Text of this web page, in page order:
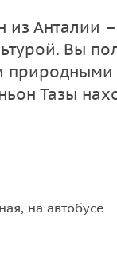
из Анталии
Вы
Тазы
на автобусе